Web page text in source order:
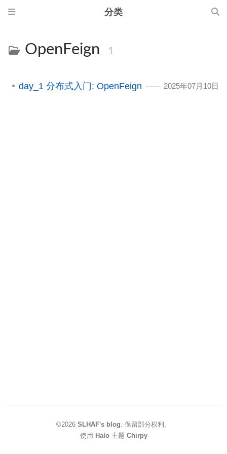
分类
OpenFeign 1
day_1 分布式入门: OpenFeign 2025年07月10日
©2026 SLHAF's blog 保留部分权利。
使用 Halo主题 Chirpy